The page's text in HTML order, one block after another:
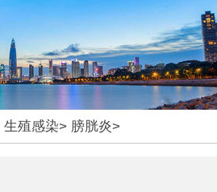
生殖感染> 膀胱炎>